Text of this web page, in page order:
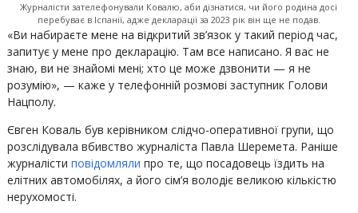
Журналісти зателефонували Ковалю, аби дізнатися, чи його родина досі
перебуває в Іспанії, адже декларації за 2023 рік він ще не подав.
«Ви набираєте мене на відкритий зв’язок у такий період час,
запитує у мене про декларацію. Там все написано. Я вас не
знаю, ви не знайомі мені; хто це може дзвонити — я не
розумію», — каже у телефонній розмові заступник Голови
Нацполу.
Євген Коваль був керівником слідчо-оперативної групи, що
розслідувала вбивство журналіста Павла Шеремета. Раніше
журналісти повідомляли про те, що посадовець їздить на
елітних автомобілях, а його сім’я володіє великою кількістю
нерухомості.